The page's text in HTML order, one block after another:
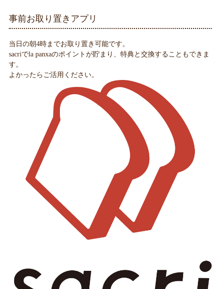
事前お取り置きアプリ
当日の朝4時までお取り置き可能です。
sacriでla panxaのポイントが貯まり、特典と交換することもできま
す。
よかったらご活用ください。